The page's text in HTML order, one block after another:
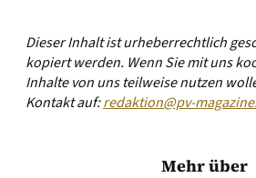
Dieser Inhalt ist urheberrechtlich
kopiert werden. Wenn Sie mit uns
Inhalte von uns teilweise nutzen
Kontakt auf:redaktion@pv-
Mehr über